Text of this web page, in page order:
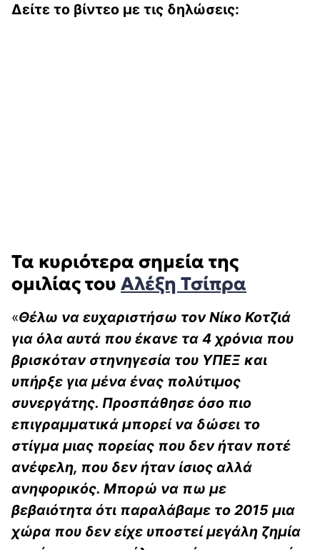
Δείτε το βίντεο με τις δηλώσεις:
Τα κυριότερα σημεία της
ομιλίας του Αλέξη Τσίπρα
«Θέλω να ευχαριστήσω τον Νίκο Κοτζιά
για όλα αυτά που έκανε τα 4 χρόνια που
βρισκόταν στηνηγεσία του ΥΠΕΞ και
υπήρξε για μένα ένας πολύτιμος
συνεργάτης. Προσπάθησε όσο πιο
επιγραμματικά μπορεί να δώσει το
στίγμα μιας πορείας που δεν ήταν ποτέ
ανέφελη, που δεν ήταν ίσιος αλλά
ανηφορικός. Μπορώ να πω με
βεβαιότητα ότι παραλάβαμε το 2015 μια
χώρα που δεν είχε υποστεί μεγάλη ζημία